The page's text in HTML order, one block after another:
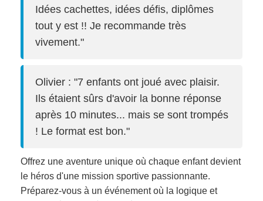
Idées cachettes, idées défis, diplômes
tout y est !! Je recommande très
vivement."
Olivier : "7 enfants ont joué avec plaisir.
Ils étaient sûrs d'avoir la bonne réponse
après 10 minutes... mais se sont trompés
! Le format est bon."
Offrez une aventure unique où chaque enfant devient
le héros d'une mission sportive passionnante.
Préparez-vous à un événement où la logique et